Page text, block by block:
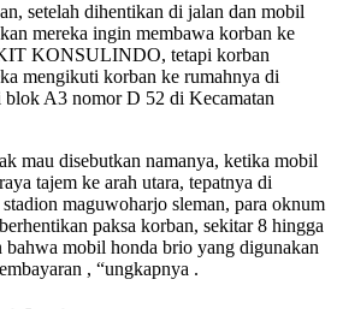
setelah dihentikan di jalan dan mobil
mereka ingin membawa korban ke
KONSULINDO, tetapi korban
mengikuti korban ke rumahnya di
blok A3 nomor D 52 di Kecamatan
mau disebutkan namanya, ketika mobil
tajem ke arah utara, tepatnya di
maguwoharjo sleman, para oknum
paksa korban, sekitar 8 hingga
bahwa mobil honda brio yang digunakan
, “ungkapnya .